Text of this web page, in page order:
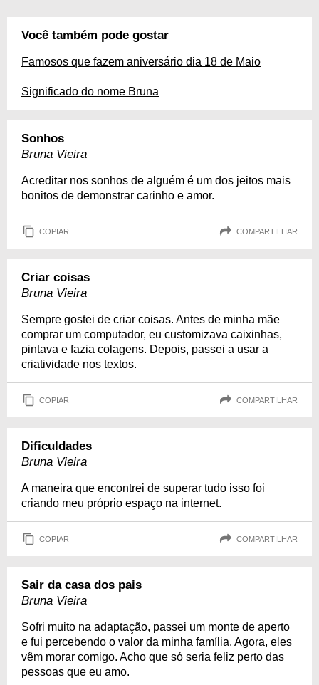
Você também pode gostar
Famosos que fazem aniversário dia 18 de Maio
Significado do nome Bruna
Sonhos
Bruna Vieira
Acreditar nos sonhos de alguém é um dos jeitos mais
bonitos de demonstrar carinho e amor.
COPIAR COMPARTILHAR
Criar coisas
Bruna Vieira
Sempre gostei de criar coisas. Antes de minha mãe
comprar um computador, eu customizava caixinhas,
pintava e fazia colagens. Depois, passei a usar a
criatividade nos textos.
COPIAR COMPARTILHAR
Dificuldades
Bruna Vieira
A maneira que encontrei de superar tudo isso foi
criando meu próprio espaço na internet.
COPIAR COMPARTILHAR
Sair da casa dos pais
Bruna Vieira
Sofri muito na adaptação, passei um monte de aperto
e fui percebendo o valor da minha família. Agora, eles
vêm morar comigo. Acho que só seria feliz perto das
pessoas que eu amo.